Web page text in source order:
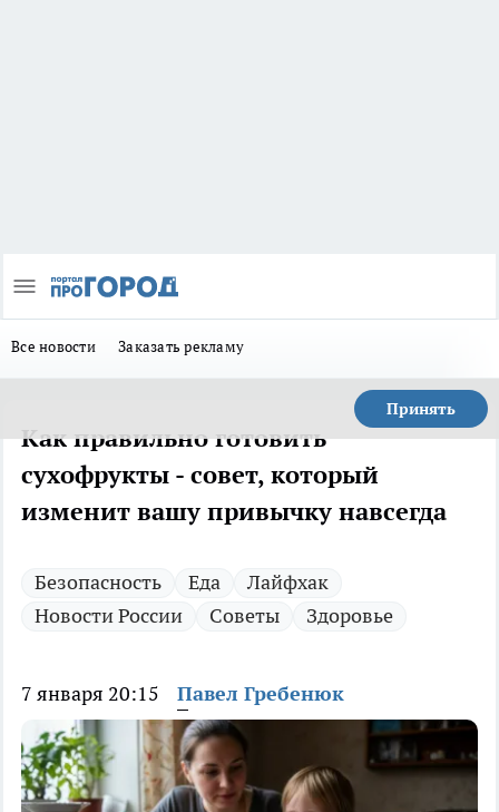
Все новости Заказать рекламу
Принять
Как правильно готовить
сухофрукты - совет, который
изменит вашу привычку навсегда
Безопасность Еда
Лайфхак
Новости России
Советы Здоровье
7 января 20:15 Павел Гребенюк